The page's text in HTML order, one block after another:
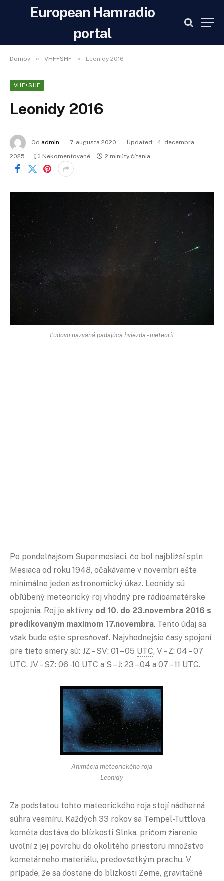
European Hamradio
portal
Domov » VHF+SHF » Leonidy 2016
VHF+SHF
Leonidy 2016
Od admin 7. augusta 2020 Updated:
4. decembra
2025
Nekomentované 2 minúty čítania
Ľudovo nazvaná padajúca hviezda - meteorit
Po pondelňajšom Supermesiaci, čo bol najbližší spln
Mesiaca od roku 1948, očakávame v novembri ešte
minimálne jeden astronomický úkaz. Leonidy sú
obľúbený meteorický roj vhodný pre rádioamatérske
spojenia. Roj je aktívny od 10. do 23.novembra 2016 s
predikovaným maximom 17.novembra. Tento údaj sa
však bude ešte spresňovať. Najvhodnejšie časy spojení
pre tieto smery sú: JZ – SV: 01 – 05 UTC, V – Z: 04 – 07
UTC, JV – SZ: 06 -10 UTC a S – J: 23 – 04 a 07 – 11 UTC.
Animácia meteorického roja
Leonidy
Za podstatou tohto mateorického roja stojí nádherná
súhra vesmíru. Každých 33 rokov sa Tempel-Tuttlova
kométa dostáva do blízkosti Slnka, pričom žiarenie
uvoľní z jej povrchu do okolitého priestoru množstvo
kometárneho materiálu, predovšetkým prachu. V
prípade, že sa dostane do blízkosti Zeme, gravitačné